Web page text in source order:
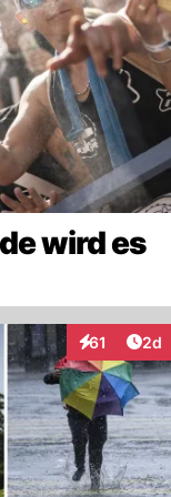
wird es
61
Interaktionen
2d